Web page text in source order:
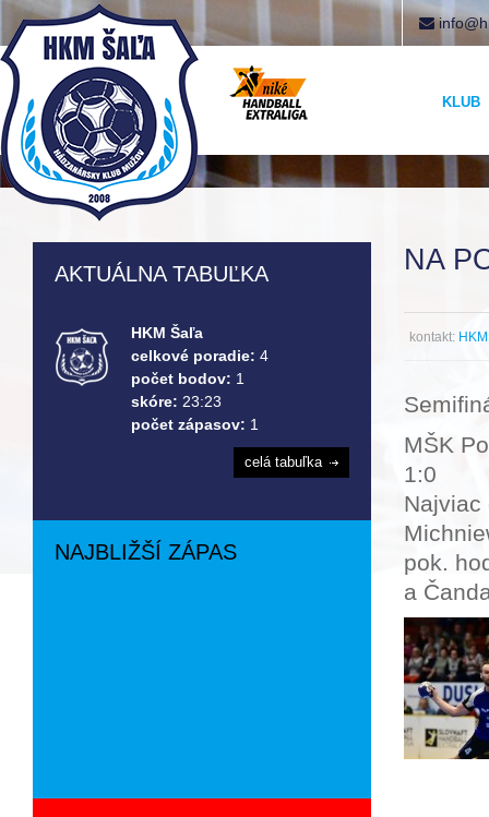
KLUB
NA
kontakt:
MŠK
1:0
Najviac
pok.
a
AKTUÁLNA TABUĽKA
HKM Šaľa
celkové poradie: 4
počet bodov: 1
skóre: 23:23
počet zápasov: 1
celá tabuľka
NAJBLIŽŠÍ ZÁPAS